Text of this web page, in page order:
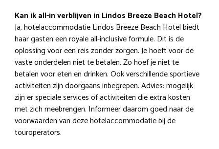
Kan ik all-in verblijven in Lindos Breeze Beach Hotel?
Ja, hotelaccommodatie Lindos Breeze Beach Hotel biedt
haar gasten een royale all-inclusive formule. Dit is de
oplossing voor een reis zonder zorgen. Je hoeft voor de
vaste onderdelen niet te betalen. Zo hoef je niet te
betalen voor eten en drinken. Ook verschillende sportieve
activiteiten zijn doorgaans inbegrepen. Advies: mogelijk
zijn er speciale services of activiteiten die extra kosten
met zich meebrengen. Informeer daarom goed naar de
voorwaarden van deze hotelaccommodatie bij de
touroperators.